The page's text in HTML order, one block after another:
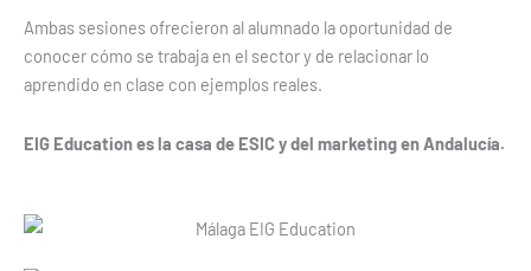
Ambas sesiones ofrecieron al alumnado la oportunidad de
conocer cómo se trabaja en el sector y de relacionar lo
aprendido en clase con ejemplos reales.
EIG Education es la casa de ESIC y del marketing en Andalucía.